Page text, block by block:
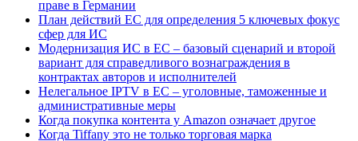
праве в Германии
План действий ЕС для определения 5 ключевых фокус
сфер для ИС
Модернизация ИС в ЕС – базовый сценарий и второй
вариант для справедливого вознаграждения в
контрактах авторов и исполнителей
Нелегальное IPTV в ЕС – уголовные, таможенные и
административные меры
Когда покупка контента у Amazon означает другое
Когда Tiffany это не только торговая марка